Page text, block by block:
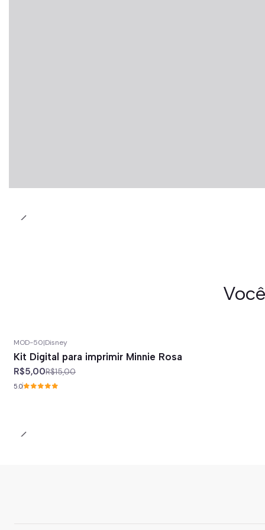
MOD-50|Disney
Kit Digital para imprimir Minnie Rosa
R$5,00R$15,00
5.0